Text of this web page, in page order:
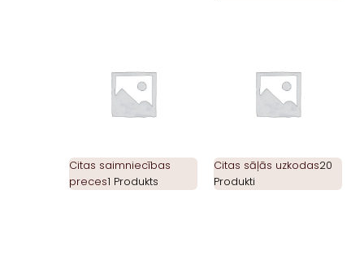
Citas saimniecības
preces1 Produkts
Citas sāļās uzkodas20
Produkti